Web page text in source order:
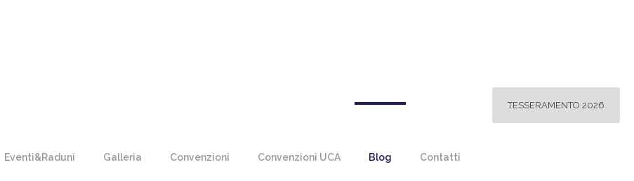
Eventi&Raduni Galleria Convenzioni Convenzioni UCA Blog Contatti
TESSERAMENTO 2026